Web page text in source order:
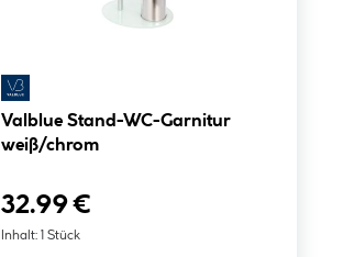
Valblue Stand-WC-Garnitur
weiß/chrom
32.99 €
Inhalt: 1 Stück